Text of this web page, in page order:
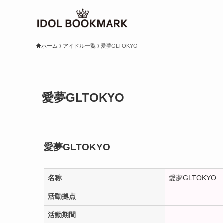
ホーム アイドル一覧 愛夢GLTOKYO
愛夢GLTOKYO
愛夢GLTOKYO
名称 愛夢GLTOKYO
活動拠点
活動期間